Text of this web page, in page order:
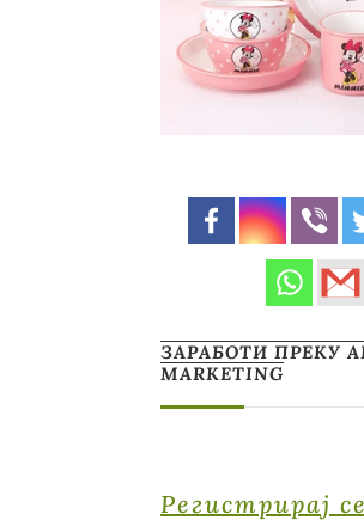
ЗАРАБОТИ ПРЕКУ
MARKETING
Регистрирај